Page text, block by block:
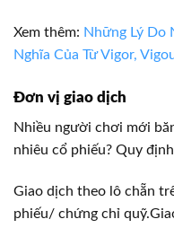
Xem thêm: Những Lý Do
Nghĩa Của Từ Vigor,
Đơn vị giao dịch
Nhiều người chơi mới
nhiêu cổ phiếu? Quy
Giao dịch theo lô chẵn
phiếu/ chứng chỉ